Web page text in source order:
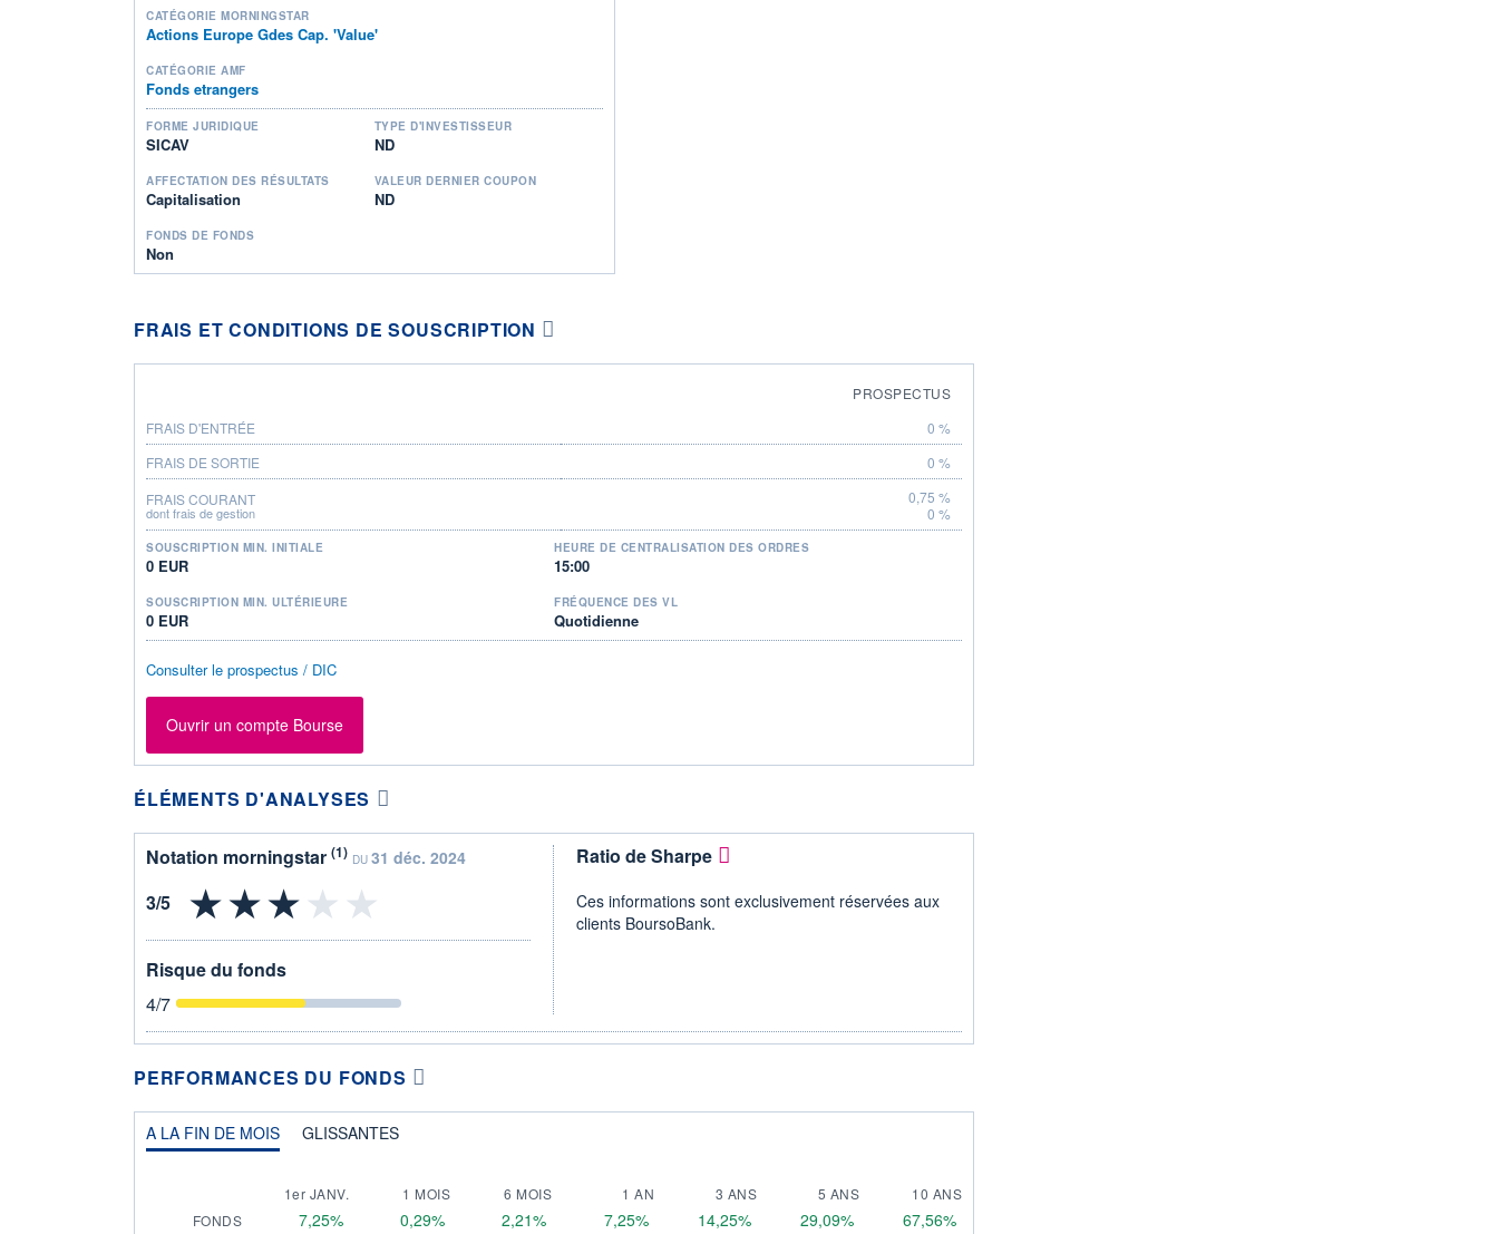
CATÉGORIE MORNINGSTAR
Actions Europe Gdes Cap. 'Value'
CATÉGORIE AMF
Fonds etrangers
FORME JURIDIQUE
SICAV
TYPE D'INVESTISSEUR
ND
AFFECTATION DES RÉSULTATS
Capitalisation
VALEUR DERNIER COUPON
ND
FONDS DE FONDS
Non
FRAIS ET CONDITIONS DE SOUSCRIPTION
PROSPECTUS
FRAIS D'ENTRÉE
0 %
FRAIS DE SORTIE
0 %
FRAIS COURANT
dont frais de gestion
0,75 %
0 %
SOUSCRIPTION MIN. INITIALE
0 EUR
HEURE DE CENTRALISATION DES ORDRES
15:00
SOUSCRIPTION MIN. ULTÉRIEURE
0 EUR
FRÉQUENCE DES VL
Quotidienne
Consulter le prospectus / DIC
Ouvrir un compte Bourse
ÉLÉMENTS D'ANALYSES
Notation morningstar (1) DU 31 déc. 2024
Risque du fonds
4/7
Ratio de Sharpe
Ces informations sont exclusivement réservées aux
clients BoursoBank.
PERFORMANCES DU FONDS
A LA FIN DE MOIS GLISSANTES
1er JANV. 1 MOIS 6 MOIS 1 AN 3 ANS 5 ANS
10 ANS
FONDS
7,25% 0,29% 2,21% 7,25% 14,25% 29,09% 67,56%